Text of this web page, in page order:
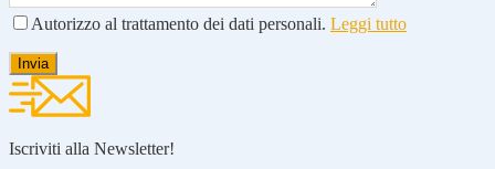
Autorizzo al trattamento dei dati personali. Leggi tutto
Iscriviti alla Newsletter!